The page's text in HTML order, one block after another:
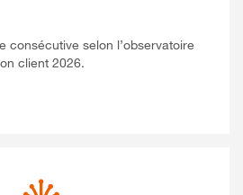
consécutive selon l’observatoire
client 2026.